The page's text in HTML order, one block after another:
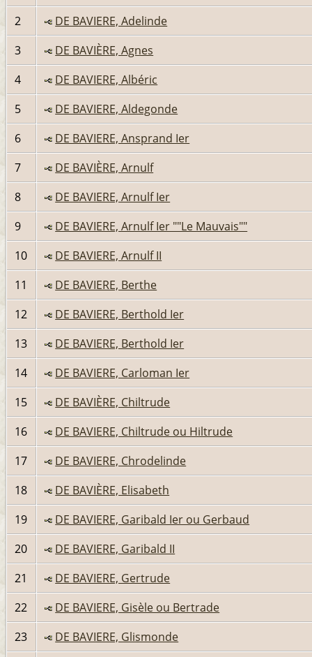
2
DE BAVIERE, Adelinde
3
DE BAVIÈRE, Agnes
4
DE BAVIERE, Albéric
5
DE BAVIERE, Aldegonde
6
DE BAVIERE, Ansprand Ier
7
DE BAVIÈRE, Arnulf
8
DE BAVIERE, Arnulf Ier
9
DE BAVIERE, Arnulf Ier ""Le Mauvais""
10
DE BAVIERE, Arnulf II
11
DE BAVIERE, Berthe
12
DE BAVIERE, Berthold Ier
13
DE BAVIERE, Berthold Ier
14
DE BAVIERE, Carloman Ier
15
DE BAVIÈRE, Chiltrude
16
DE BAVIERE, Chiltrude ou Hiltrude
17
DE BAVIERE, Chrodelinde
18
DE BAVIÈRE, Elisabeth
19
DE BAVIERE, Garibald Ier ou Gerbaud
20
DE BAVIERE, Garibald II
21
DE BAVIERE, Gertrude
22
DE BAVIERE, Gisèle ou Bertrade
23
DE BAVIERE, Glismonde